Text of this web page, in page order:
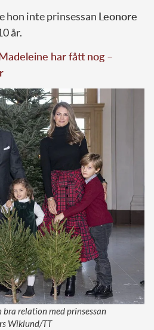
hon inte prinsessan Leonore
år.
har fått nog –
bra relation med prinsessan
Wiklund/TT